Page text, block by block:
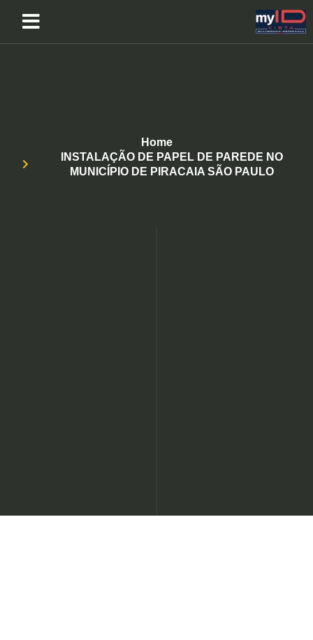
Home
INSTALAÇÃO DE PAPEL DE PAREDE NO
MUNICÍPIO DE PIRACAIA SÃO PAULO